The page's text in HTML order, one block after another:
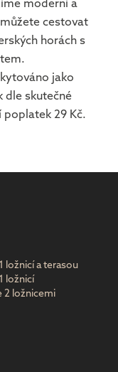
moderní a
cestovat
horách s
jako
dle skutečné
29 Kč.
ložnicí a terasou
ložnicí
2 ložnicemi